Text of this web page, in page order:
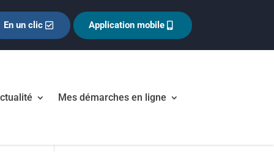
En un clic Application mobile
Mes démarches en ligne